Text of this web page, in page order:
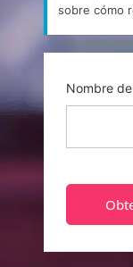
sobre cómo
Nombre